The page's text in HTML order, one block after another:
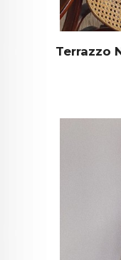
Terrazzo